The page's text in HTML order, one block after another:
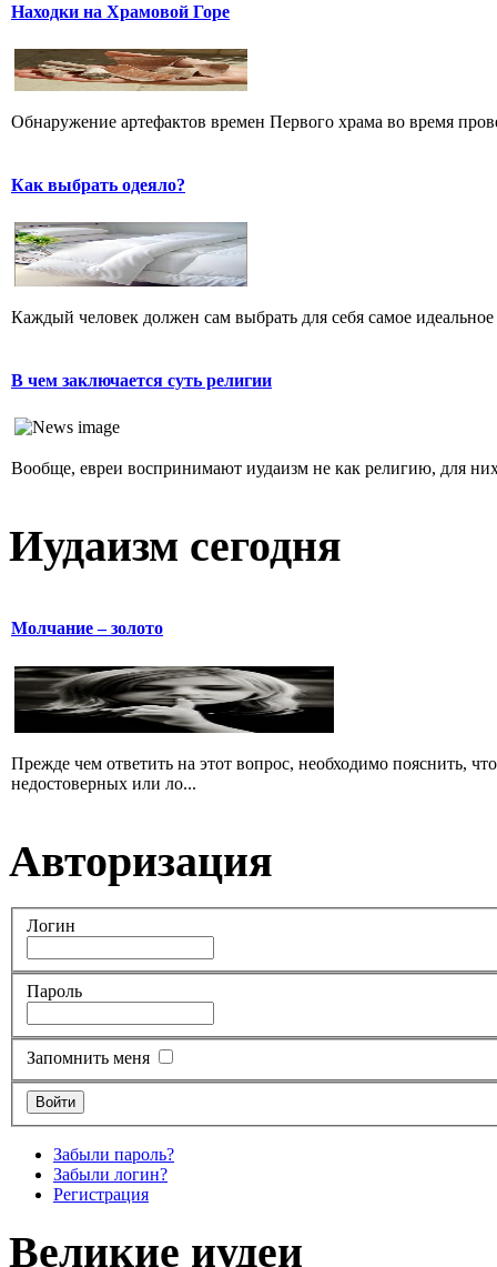
Находки на Храмовой Горе
Обнаружение артефактов времен Первого храма во время
Как выбрать одеяло?
Каждый человек должен сам выбрать для себя самое
В чем заключается суть религии
Вообще, евреи воспринимают иудаизм не как религию, для
Иудаизм сегодня
Молчание – золото
Прежде чем ответить на этот вопрос, необходимо пояснить,
недостоверных или ло...
Авторизация
Логин
Пароль
Запомнить меня
Забыли пароль?
Забыли логин?
Регистрация
Великие иудеи